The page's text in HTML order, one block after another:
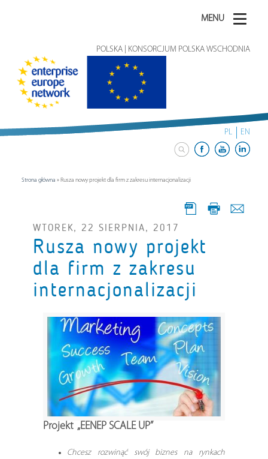
MENU
POLSKA | KONSORCJUM POLSKA WSCHODNIA
PL EN
Strona główna » Rusza nowy projekt dla firm z zakresu internacjonalizacji
WTOREK, 22 SIERPNIA, 2017
Rusza nowy projekt
dla firm z zakresu
internacjonalizacji
Projekt „EENEP SCALE UP”
Chcesz rozwinąć swój biznes na rynkach